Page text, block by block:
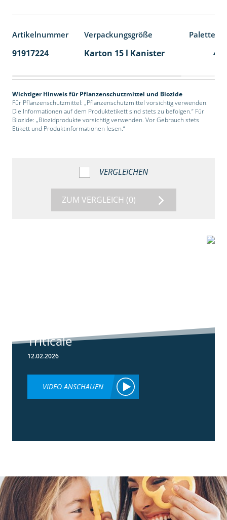
Artikelnummer Verpackungsgröße
91917224 Karton 15 l Kanister 48
Wichtiger Hinweis für Pflanzenschutzmittel und Biozide
Für Pflanzenschutzmittel: „Pflanzenschutzmittel vorsichtig verwenden.
Die Informationen auf dem Produktetikett sind stets zu befolgen.“ Für
Biozide: „Biozidprodukte vorsichtig verwenden. Vor Gebrauch stets
Etikett und Produktinformationen lesen.“
VERGLEICHEN
ZUM VERGLEICH (0)
Triticale
12.02.2026
VIDEO ANSCHAUEN